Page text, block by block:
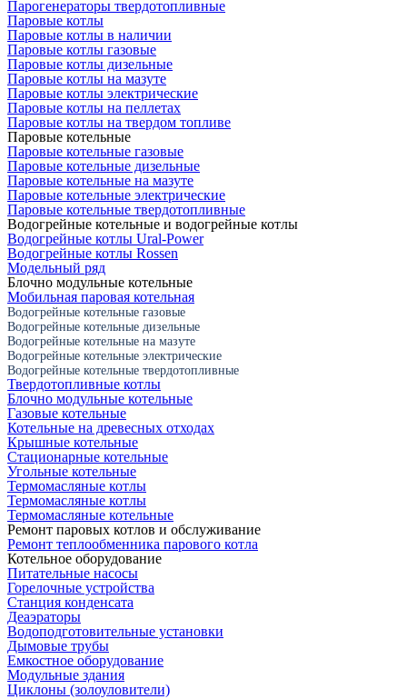
Парогенераторы твердотопливные
Паровые котлы
Паровые котлы в наличии
Паровые котлы газовые
Паровые котлы дизельные
Паровые котлы на мазуте
Паровые котлы электрические
Паровые котлы на пеллетах
Паровые котлы на твердом топливе
Паровые котельные
Паровые котельные газовые
Паровые котельные дизельные
Паровые котельные на мазуте
Паровые котельные электрические
Паровые котельные твердотопливные
Водогрейные котельные и водогрейные котлы
Водогрейные котлы Ural-Power
Водогрейные котлы Rossen
Модельный ряд
Блочно модульные котельные
Мобильная паровая котельная
Водогрейные котельные газовые
Водогрейные котельные дизельные
Водогрейные котельные на мазуте
Водогрейные котельные электрические
Водогрейные котельные твердотопливные
Твердотопливные котлы
Блочно модульные котельные
Газовые котельные
Котельные на древесных отходах
Крышные котельные
Стационарные котельные
Угольные котельные
Термомасляные котлы
Термомасляные котлы
Термомасляные котельные
Ремонт паровых котлов и обслуживание
Ремонт теплообменника парового котла
Котельное оборудование
Питательные насосы
Горелочные устройства
Станция конденсата
Деаэраторы
Водоподготовительные установки
Дымовые трубы
Емкостное оборудование
Mодульные здания
Циклоны (золоуловители)